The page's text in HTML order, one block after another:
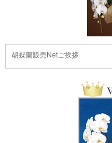
胡蝶蘭販売Netご挨拶